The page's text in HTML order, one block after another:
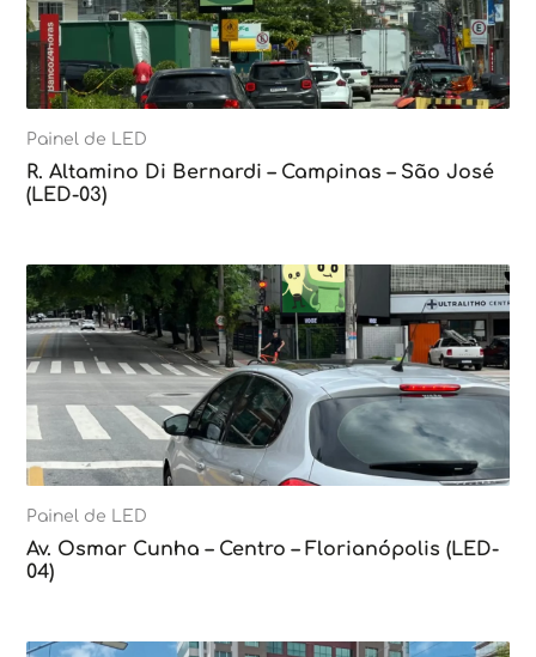
Painel de LED
R. Altamino Di Bernardi – Campinas – São José
(LED-03)
Painel de LED
Av. Osmar Cunha – Centro – Florianópolis (LED-
04)